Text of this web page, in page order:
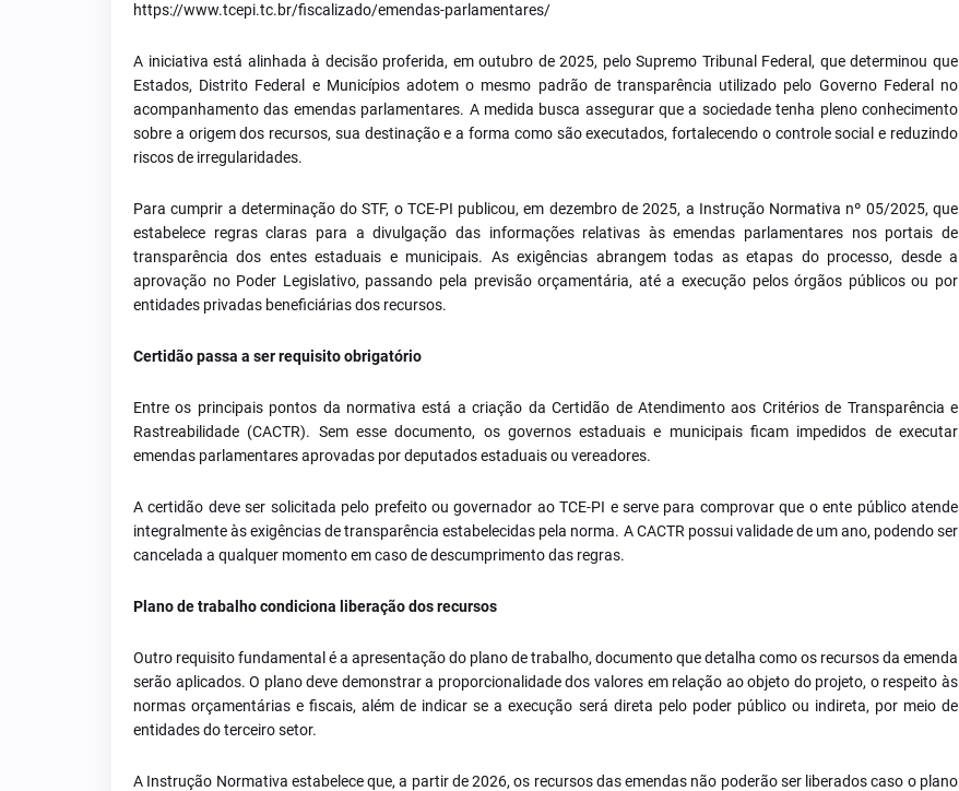
https://www.tcepi.tc.br/fiscalizado/emendas-parlamentares/
A iniciativa está alinhada à decisão proferida, em outubro de 2025, pelo Supremo Tribunal Federal, que determinou que
Estados, Distrito Federal e Municípios adotem o mesmo padrão de transparência utilizado pelo Governo Federal no
acompanhamento das emendas parlamentares. A medida busca assegurar que a sociedade tenha pleno conhecimento
sobre a origem dos recursos, sua destinação e a forma como são executados, fortalecendo o controle social e reduzindo
riscos de irregularidades.
Para cumprir a determinação do STF, o TCE-PI publicou, em dezembro de 2025, a Instrução Normativa nº 05/2025, que
estabelece regras claras para a divulgação das informações relativas às emendas parlamentares nos portais de
transparência dos entes estaduais e municipais. As exigências abrangem todas as etapas do processo, desde a
aprovação no Poder Legislativo, passando pela previsão orçamentária, até a execução pelos órgãos públicos ou por
entidades privadas beneficiárias dos recursos.
Certidão passa a ser requisito obrigatório
Entre os principais pontos da normativa está a criação da Certidão de Atendimento aos Critérios de Transparência e
Rastreabilidade (CACTR). Sem esse documento, os governos estaduais e municipais ficam impedidos de executar
emendas parlamentares aprovadas por deputados estaduais ou vereadores.
A certidão deve ser solicitada pelo prefeito ou governador ao TCE-PI e serve para comprovar que o ente público atende
integralmente às exigências de transparência estabelecidas pela norma. A CACTR possui validade de um ano, podendo ser
cancelada a qualquer momento em caso de descumprimento das regras.
Plano de trabalho condiciona liberação dos recursos
Outro requisito fundamental é a apresentação do plano de trabalho, documento que detalha como os recursos da emenda
serão aplicados. O plano deve demonstrar a proporcionalidade dos valores em relação ao objeto do projeto, o respeito às
normas orçamentárias e fiscais, além de indicar se a execução será direta pelo poder público ou indireta, por meio de
entidades do terceiro setor.
A Instrução Normativa estabelece que, a partir de 2026, os recursos das emendas não poderão ser liberados caso o plano